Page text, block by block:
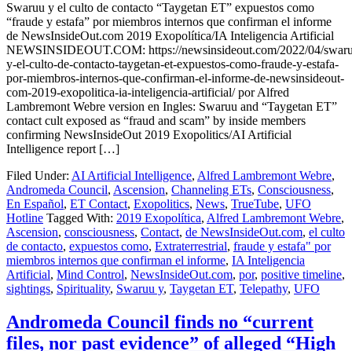
Swaruu y el culto de contacto “Taygetan ET” expuestos como
“fraude y estafa” por miembros internos que confirman el informe
de NewsInsideOut.com 2019 Exopolítica/IA Inteligencia Artificial
NEWSINSIDEOUT.COM: https://newsinsideout.com/2022/04/
y-el-culto-de-contacto-taygetan-et-expuestos-como-fraude-y-estafa-
por-miembros-internos-que-confirman-el-informe-de-newsinsideout-
com-2019-exopolitica-ia-inteligencia-artificial/ por Alfred
Lambremont Webre version en Ingles: Swaruu and “Taygetan ET”
contact cult exposed as “fraud and scam” by inside members
confirming NewsInsideOut 2019 Exopolitics/AI Artificial
Intelligence report […]
Filed Under: AI Artificial Intelligence, Alfred Lambremont Webre,
Andromeda Council, Ascension, Channeling ETs, Consciousness,
En Español, ET Contact, Exopolitics, News, TrueTube, UFO
Hotline Tagged With: 2019 Exopolítica, Alfred Lambremont Webre,
Ascension, consciousness, Contact, de NewsInsideOut.com, el culto
de contacto, expuestos como, Extraterrestrial, fraude y estafa" por
miembros internos que confirman el informe, IA Inteligencia
Artificial, Mind Control, NewsInsideOut.com, por, positive timeline,
sightings, Spirituality, Swaruu y, Taygetan ET, Telepathy, UFO
Andromeda Council finds no “current
files, nor past evidence” of alleged “High